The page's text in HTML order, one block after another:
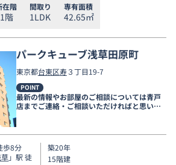
在階
階
間取り
1LDK
専有面積
42.65㎡
パークキューブ浅草田原町
東京都台東区寿３丁目19-7
POINT
最新の情報やお部屋のご相談については青戸
店までご連絡・ご相談いただければと思いま
歩8分
」駅 徒
築20年
15階建